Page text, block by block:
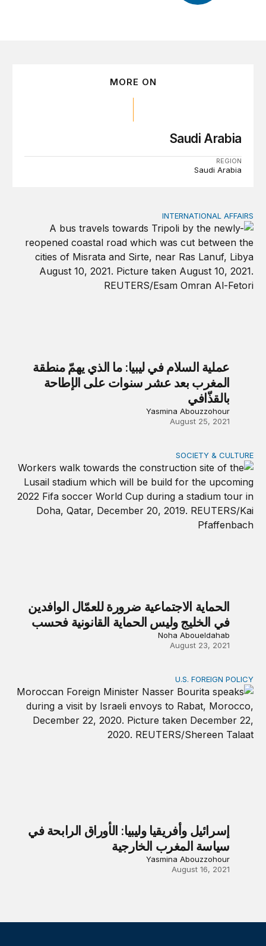
MORE ON
Saudi Arabia
REGION
Saudi Arabia
عملية السلام في ليبيا: ما الذي يهمّ منطقة المغرب بعد عشر
INTERNATIONAL AFFAIRS
عملية السلام في ليبيا: ما الذي يهمّ منطقة
المغرب بعد عشر سنوات على الإطاحة
بالقذّافي
Yasmina Abouzzohour
August 25, 2021
الحماية الاجتماعية ضرورة للعمّال الوافدين في الخليج وليس
SOCIETY & CULTURE
الحماية الاجتماعية ضرورة للعمّال الوافدين
في الخليج وليس الحماية القانونية فحسب
Noha Aboueldahab
August 23, 2021
إسرائيل وأفريقيا وليبيا: الأوراق الرابحة في سياسة المغرب
U.S. FOREIGN POLICY
إسرائيل وأفريقيا وليبيا: الأوراق الرابحة في
سياسة المغرب الخارجية
Yasmina Abouzzohour
August 16, 2021